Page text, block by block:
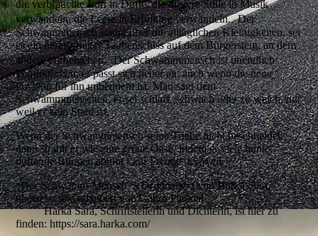
die verbrauchte Luft in Düfte, die düstere Stille in Musik
verwandeln, die Leere in Erfüllung verwandeln. Der
Schwammmensch staunt über die alltäglichen Kleinigkeiten, sei
es ein herzförmiger Taubenschiss auf dem Bürgersteig, an dem
andere vorbeigehen. Der Schwammmensch ist unendlich
konfliktscheu, er passt sich lieber an, auch wenn die neue
Position für ihn unbequem ist. Man sagt dem
Schwammmenschen, er sei schlaff, schwach oder zu weich, nur
weil er kein Stahl ist.
Wenn der Schwammmensch seine Triebe nicht beschneidet,
dann strahlt er wie eine grüne Oase, indem er viele bunte,
duftende Blumen abgibt - zur Freude der Welt.
“Der Schwamm-Mensch” - Originaltext von Harka Sára,
übersetzt und adaptiert von Gábor Paranai.
Harka Sára, Schriftstellerin und Dichterin, ist hier zu
finden: https://sara.harka.com/